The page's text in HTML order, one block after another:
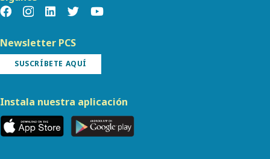
Newsletter PCS
SUSCRÍBETE AQUÍ
Instala nuestra aplicación